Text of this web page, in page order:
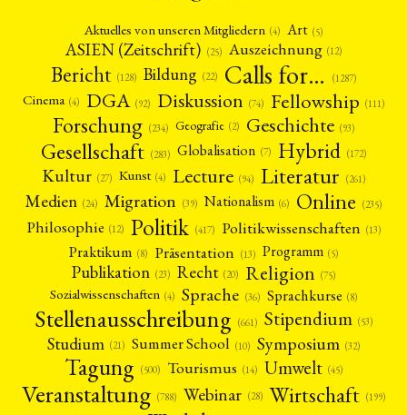
ARBEITSKREISE
Aktuelles von unseren Mitgliedern (4) Art (5)
ASIEN (Zeitschrift) (25) Auszeichnung (12)
Bericht (128) Bildung (22) Calls for… (1287)
Cinema (4) DGA (92) Diskussion (74) Fellowship (111)
Forschung (234) Geografie (2) Geschichte (93)
Gesellschaft (283) Globalisation (7) Hybrid (172)
Kultur (27) Kunst (4) Lecture (94) Literatur (261)
Medien (24) Migration (39) Nationalism (6) Online (235)
Philosophie (12) Politik (417) Politikwissenschaften (13)
Praktikum (8) Präsentation (13) Programm (5)
Publikation (23) Recht (20) Religion (75)
Sozialwissenschaften (4) Sprache (36) Sprachkurse (8)
Stellenausschreibung (661) Stipendium (53)
Studium (21) Summer School (10) Symposium (32)
Tagung (500) Tourismus (14) Umwelt (45)
Veranstaltung (788) Webinar (28) Wirtschaft (199)